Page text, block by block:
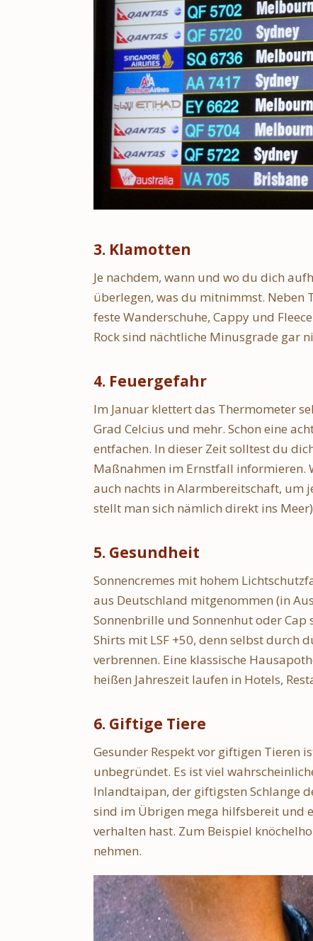
3. Klamotten
Je nachdem, wann und wo du dich
überlegen, was du mitnimmst. Neben
feste Wanderschuhe, Cappy und
Rock sind nächtliche Minusgrade gar
4. Feuergefahr
Im Januar klettert das Thermometer
Grad Celcius und mehr. Schon eine
entfachen. In dieser Zeit solltest du
Maßnahmen im Ernstfall informieren.
auch nachts in Alarmbereitschaft, um
stellt man sich nämlich direkt ins
5. Gesundheit
Sonnencremes mit hohem
aus Deutschland mitgenommen (in
Sonnenbrille und Sonnenhut oder
Shirts mit LSF +50, denn selbst durch
verbrennen. Eine klassische
heißen Jahreszeit laufen in Hotels,
6. Giftige Tiere
Gesunder Respekt vor giftigen Tieren
unbegründet. Es ist viel
Inlandtaipan, der giftigsten Schlange
sind im Übrigen mega hilfsbereit und
verhalten hast. Zum Beispiel
nehmen.
Schweden Urlaub – Haus am See in
Uppland
24. März 2024
Stockholm